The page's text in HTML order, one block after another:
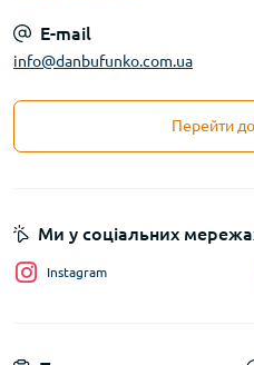
E-mail
info@danbufunko.com.ua
Перейти
Ми у соціальних
Instagram